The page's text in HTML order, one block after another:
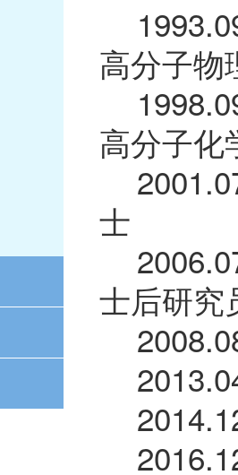
高分子物
高分子化
士
士后研究